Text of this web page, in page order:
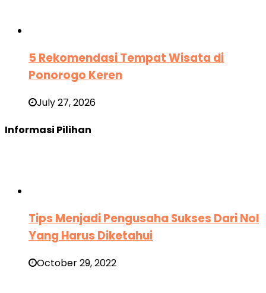
5 Rekomendasi Tempat Wisata di
Ponorogo Keren
July 27, 2026
Informasi Pilihan
Tips Menjadi Pengusaha Sukses Dari Nol
Yang Harus Diketahui
October 29, 2022